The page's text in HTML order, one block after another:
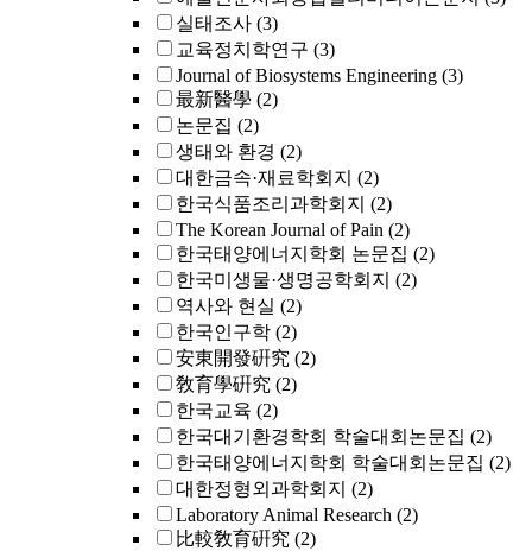
실태조사 (3)
교육정치학연구 (3)
Journal of Biosystems Engineering (3)
最新醫學 (2)
논문집 (2)
생태와 환경 (2)
대한금속·재료학회지 (2)
한국식품조리과학회지 (2)
The Korean Journal of Pain (2)
한국태양에너지학회 논문집 (2)
한국미생물·생명공학회지 (2)
역사와 현실 (2)
한국인구학 (2)
安東開發硏究 (2)
敎育學硏究 (2)
한국교육 (2)
한국대기환경학회 학술대회논문집 (2)
한국태양에너지학회 학술대회논문집 (2)
대한정형외과학회지 (2)
Laboratory Animal Research (2)
比較敎育硏究 (2)